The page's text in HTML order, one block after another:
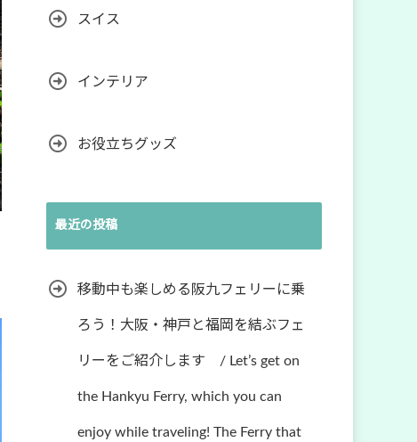
スイス
インテリア
お役立ちグッズ
最近の投稿
移動中も楽しめる阪九フェリーに乗
ろう！大阪・神戸と福岡を結ぶフェ
リーをご紹介します / Let’s get on
the Hankyu Ferry, which you can
enjoy while traveling! The Ferry that